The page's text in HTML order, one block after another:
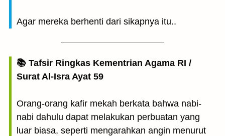
Agar mereka berhenti dari sikapnya itu..
📚 Tafsir Ringkas Kementrian Agama RI /
Surat Al-Isra Ayat 59
Orang-orang kafir mekah berkata bahwa nabi-
nabi dahulu dapat melakukan perbuatan yang
luar biasa, seperti mengarahkan angin menurut